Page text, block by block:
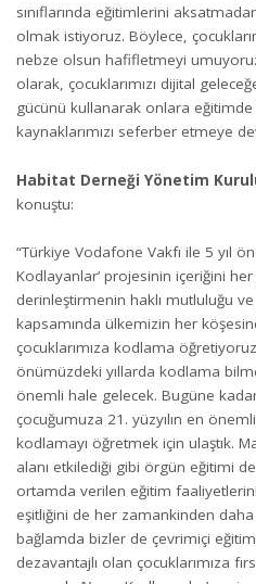
sınıflarında eğitimlerini
olmak istiyoruz. Böylece,
nebze olsun hafifletmeyi
olarak, çocuklarımızı dijital
gücünü kullanarak onlara eğitimde
kaynaklarımızı seferber etmeye
Habitat Derneği Yönetim
konuştu:
“Türkiye Vodafone Vakfı ile 5 yıl
Kodlayanlar’ projesinin içeriğini
derinleştirmenin haklı mutluluğu
kapsamında ülkemizin her
çocuklarımıza kodlama
önümüzdeki yıllarda kodlama
önemli hale gelecek. Bugüne
çocuğumuza 21. yüzyılın en
kodlamayı öğretmek için ulaştık.
alanı etkilediği gibi örgün eğitimi
ortamda verilen eğitim
eşitliğini de her zamankinden daha
bağlamda bizler de çevrimiçi
dezavantajlı olan çocuklarımıza